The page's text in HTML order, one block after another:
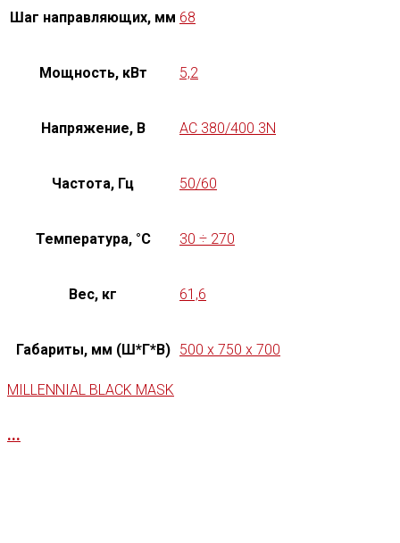
Шаг направляющих, мм 68
Мощность, кВт 5,2
Напряжение, В AC 380/400 3N
Частота, Гц 50/60
Температура, °C 30 ÷ 270
Вес, кг 61,6
Габариты, мм (Ш*Г*В) 500 x 750 x 700
MILLENNIAL BLACK MASK
...